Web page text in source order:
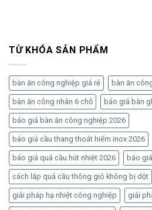
TỪ KHÓA SẢN PHẨM
bàn ăn công nghiệp giá rẻ bàn ăn
bàn ăn công nhân 6 chỗ báo giá bàn
báo giá bàn ăn công nghiệp 2026
báo giá cầu thang thoát hiểm inox 2026
báo giá quả cầu hút nhiệt 2026 báo
cách lắp quả cầu thông gió không bị dột
giải pháp hạ nhiệt công nghiệp giải